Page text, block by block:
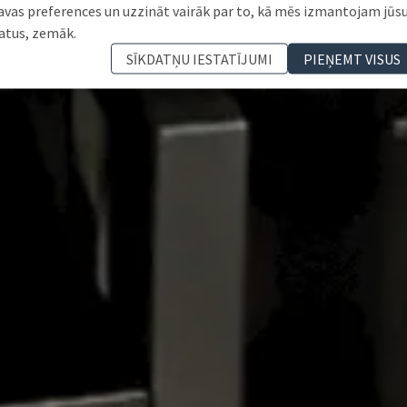
preferences un uzzināt vairāk par to, kā mēs izmantojam
zemāk.
SĪKDATŅU IESTATĪJUMI
PIEŅEMT VISUS